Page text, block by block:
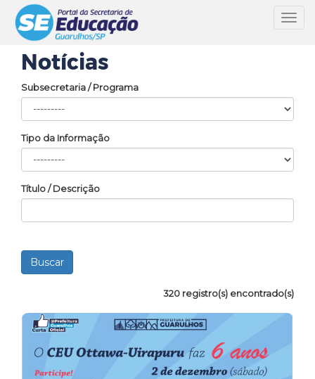
Notícias
Subsecretaria / Programa
Tipo da Informação
Título / Descrição
320 registro(s) encontrado(s)